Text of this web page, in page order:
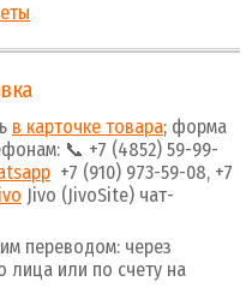
в карточке товара; форма
📞 +7 (4852) 59-99-
+7 (910) 973-59-08, +7
Jivo (JivoSite) чат-
переводом: через
лица или по счету на